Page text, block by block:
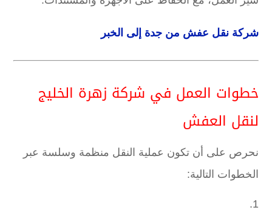
شركة نقل عفش من جدة إلى الخبر
خطوات العمل في شركة زهرة الخليج
لنقل العفش
نحرص على أن تكون عملية النقل منظمة وسلسة عبر
الخطوات التالية: